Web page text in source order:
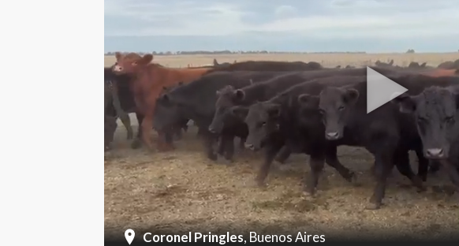
Coronel Pringles, Buenos Aires